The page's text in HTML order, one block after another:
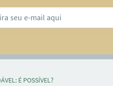
É POSSÍVEL?